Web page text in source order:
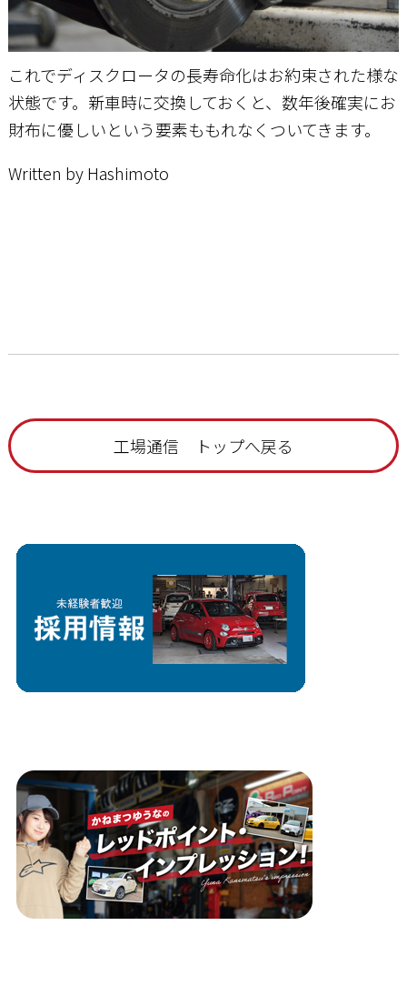
これでディスクロータの長寿命化はお約束された様な
状態です。新車時に交換しておくと、数年後確実にお
財布に優しいという要素ももれなくついてきます。
Written by Hashimoto
工場通信 トップへ戻る